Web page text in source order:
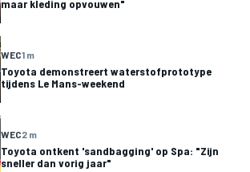
maar kleding opvouwen"
WEC1 m
Toyota demonstreert waterstofprototype
tijdens Le Mans-weekend
WEC2 m
Toyota ontkent 'sandbagging' op Spa: "Zijn
sneller dan vorig jaar"